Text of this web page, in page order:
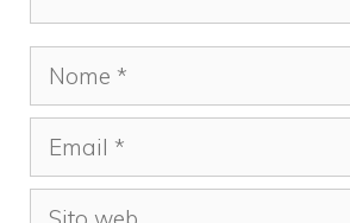
Nome
Email
Sito